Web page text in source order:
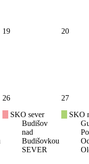
19 20
26
SKO sever
Budišov
nad
Budišovkou
SEVER
27
SKO